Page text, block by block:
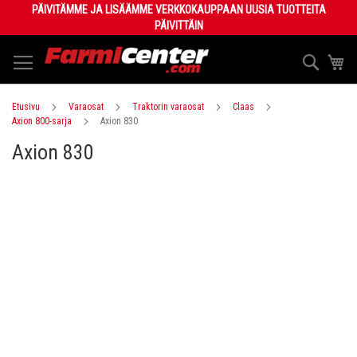
Content
PÄIVITÄMME JA LISÄÄMME VERKKOKAUPPAAN UUSIA TUOTTEITA
PÄIVITTÄIN
Haku
Etusivu Varaosat Traktorin varaosat
Claas
Axion 800-sarja
Axion 830
Axion 830